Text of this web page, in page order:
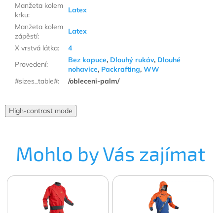
Manžeta kolem
krku:
Latex
Manžeta kolem
zápěstí:
Latex
X vrstvá látka:
4
Provedení: Bez kapuce, Dlouhý rukáv, Dlouhé
nohavice, Packrafting, WW
#sizes_table#: /obleceni-palm/
High-contrast mode
Mohlo by Vás zajímat